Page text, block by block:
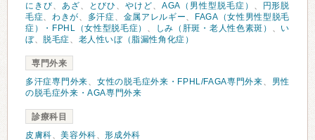
にきび、 あざ、 とびひ 、やけど、 AGA（男性型脱毛症） 、
円形脱
毛症、わきが、 多汗症、 金属アレルギー、
FAGA（女性男性型脱毛
症）・FPHL（女性型脱毛症） 、 しみ（肝斑・老人性色素斑） 、 い
ぼ、 脱毛症、 老人性いぼ（脂漏性角化症）
専門外来
多汗症専門外来、 女性の脱毛症外来・FPHL/FAGA専門外来、 男性
の脱毛症外来・AGA専門外来
診療科目
皮膚科、美容外科、形成外科